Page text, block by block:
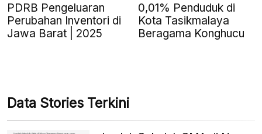
PDRB Pengeluaran
Perubahan Inventori di
Jawa Barat | 2025
0,01% Penduduk di
Kota Tasikmalaya
Beragama Konghucu
Data Stories Terkini